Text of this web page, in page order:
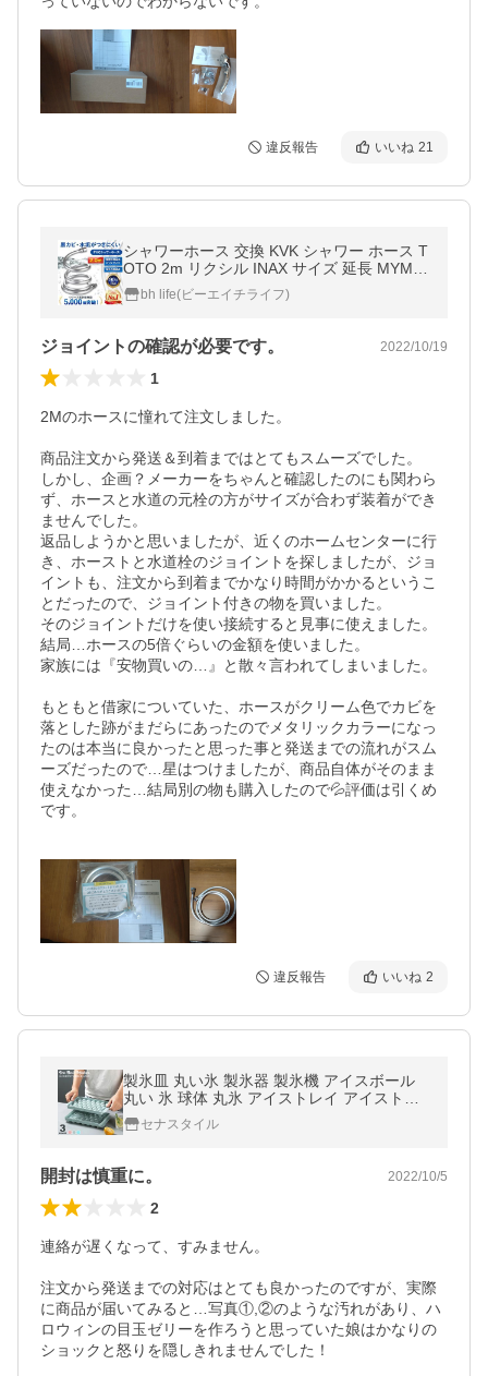
違反報告 いいね 21
シャワーホース 交換 KVK シャワー ホース T
OTO 2m リクシル INAX サイズ 延長 MYM
リンナイ YUKO KAKUDAI SANEI
bh life(ビーエイチライフ)
ジョイントの確認が必要です。 2022/10/19
1
2Mのホースに憧れて注文しました。
商品注文から発送＆到着まではとてもスムーズでした。
しかし、企画？メーカーをちゃんと確認したのにも関わら
ず、ホースと水道の元栓の方がサイズが合わず装着ができ
ませんでした。
返品しようかと思いましたが、近くのホームセンターに行
き、ホーストと水道栓のジョイントを探しましたが、ジョ
イントも、注文から到着までかなり時間がかかるというこ
とだったので、ジョイント付きの物を買いました。
そのジョイントだけを使い接続すると見事に使えました。
結局…ホースの5倍ぐらいの金額を使いました。
家族には『安物買いの…』と散々言われてしまいました。
もともと借家についていた、ホースがクリーム色でカビを
落とした跡がまだらにあったのでメタリックカラーになっ
たのは本当に良かったと思った事と発送までの流れがスム
ーズだったので…星はつけましたが、商品自体がそのまま
使えなかった…結局別の物も購入したので💦評価は引くめ
です。
違反報告 いいね 2
製氷皿 丸い氷 製氷器 製氷機 アイスボール
丸い 氷 球体 丸氷 アイストレイ アイストレ
ー アイスボールメーカー ロック ウイスキー
丸型 アイス 家庭用 y4
セナスタイル
開封は慎重に。 2022/10/5
2
連絡が遅くなって、すみません。
注文から発送までの対応はとても良かったのですが、実際
に商品が届いてみると…写真①,②のような汚れがあり、ハ
ロウィンの目玉ゼリーを作ろうと思っていた娘はかなりの
ショックと怒りを隠しきれませんでした！